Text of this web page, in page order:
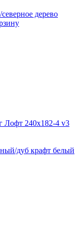
дерево
дуб крафт белый